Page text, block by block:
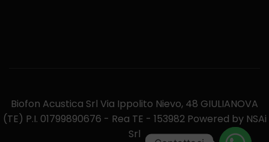
Biofon Acustica Srl Via Ippolito Nievo, 48 GIULIANOVA
(TE) P.I. 01799890676 - Rea TE - 153982 Powered by NSAi
Srl